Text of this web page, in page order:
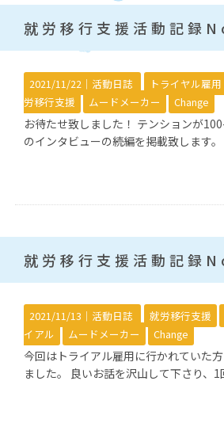
2021/11/22｜ 活動日誌 トライヤル雇用
労移行支援
ムードメーカー Change
お待たせ致しました！ テンションが
のインタビューの続編を掲載致します
2021/11/13｜ 活動日誌 就労移行支援
イアル
ムードメーカー Change
今回はトライアル雇用に行かれていた
ました。 良いお話を沢山して下さり、1